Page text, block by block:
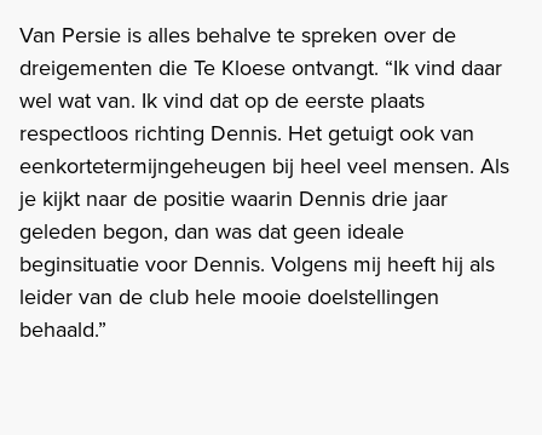
Van Persie is alles behalve te spreken over de
dreigementen die Te Kloese ontvangt. “Ik vind daar
wel wat van. Ik vind dat op de eerste plaats
respectloos richting Dennis. Het getuigt ook van
eenkortetermijngeheugen bij heel veel mensen. Als
je kijkt naar de positie waarin Dennis drie jaar
geleden begon, dan was dat geen ideale
beginsituatie voor Dennis. Volgens mij heeft hij als
leider van de club hele mooie doelstellingen
behaald.”